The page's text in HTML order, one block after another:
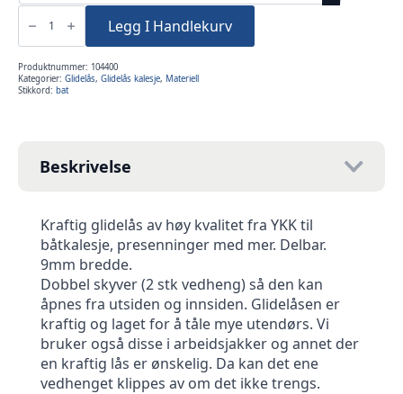
Glidelås
Kalesje
delbar
antall
Legg I Handlekurv
Produktnummer: 104400
Kategorier: Glidelås, Glidelås kalesje, Materiell
Stikkord: bat
Beskrivelse
Kraftig glidelås av høy kvalitet fra YKK til
båtkalesje, presenninger med mer. Delbar.
9mm bredde.
Dobbel skyver (2 stk vedheng) så den kan
åpnes fra utsiden og innsiden. Glidelåsen er
kraftig og laget for å tåle mye utendørs. Vi
bruker også disse i arbeidsjakker og annet der
en kraftig lås er ønskelig. Da kan det ene
vedhenget klippes av om det ikke trengs.